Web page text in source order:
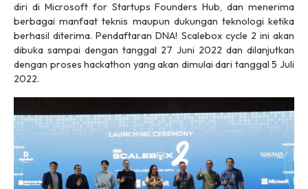
diri di Microsoft for Startups Founders Hub, dan menerima
berbagai manfaat teknis maupun dukungan teknologi ketika
berhasil diterima. Pendaftaran DNA! Scalebox cycle 2 ini akan
dibuka sampai dengan tanggal 27 Juni 2022 dan dilanjutkan
dengan proses hackathon yang akan dimulai dari tanggal 5 Juli
2022.